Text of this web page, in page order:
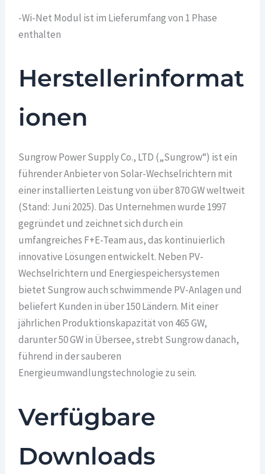
-Wi-Net Modul ist im Lieferumfang von 1 Phase
enthalten
Herstellerinformat
ionen
Sungrow Power Supply Co., LTD („Sungrow“) ist ein
führender Anbieter von Solar-Wechselrichtern mit
einer installierten Leistung von über 870 GW weltweit
(Stand: Juni 2025). Das Unternehmen wurde 1997
gegründet und zeichnet sich durch ein
umfangreiches F+E-Team aus, das kontinuierlich
innovative Lösungen entwickelt. Neben PV-
Wechselrichtern und Energiespeichersystemen
bietet Sungrow auch schwimmende PV-Anlagen und
beliefert Kunden in über 150 Ländern. Mit einer
jährlichen Produktionskapazität von 465 GW,
darunter 50 GW in Übersee, strebt Sungrow danach,
führend in der sauberen
Energieumwandlungstechnologie zu sein.
Verfügbare
Downloads